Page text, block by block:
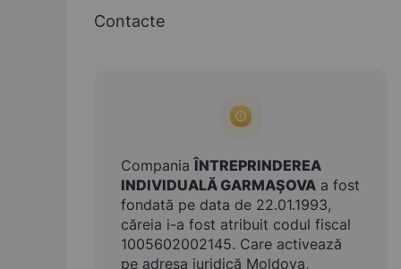
Contacte
CompaniaÎNTREPRINDEREA
INDIVIDUALĂ GARMAŞOVA a fost
fondată pe data de 22.01.1993,
căreia i-a fost atribuit codul fiscal
1005602002145. Care activează
pe adresa juridică Moldova,